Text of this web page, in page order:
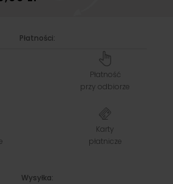
Płatności:
Płatność
przy odbiorze
Karty
płatnicze
Wysyłka: